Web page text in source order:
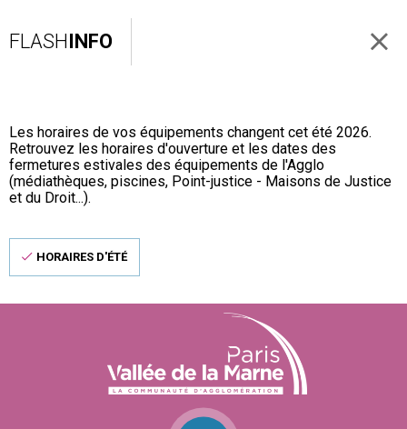
FLASHINFO
Les horaires de vos équipements changent cet été 2026.
Retrouvez les horaires d'ouverture et les dates des
fermetures estivales des équipements de l'Agglo
(médiathèques, piscines, Point-justice - Maisons de Justice
et du Droit...).
HORAIRES D'ÉTÉ